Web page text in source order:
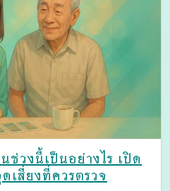
วงนี้เป็นอย่างไร เปิด
เสี่ยงที่ควรตรวจ